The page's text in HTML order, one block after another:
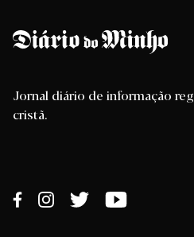
Jornal diário de informação
cristã.